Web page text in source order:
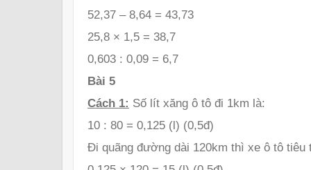
52,37 – 8,64 = 43,73
25,8 × 1,5 = 38,7
0,603 : 0,09 = 6,7
Bài 5
Cách 1: Số lít xăng ô tô đi 1km là:
10 : 80 = 0,125 (l) (0,5đ)
Đi quãng đường dài 120km thì xe ô tô tiêu